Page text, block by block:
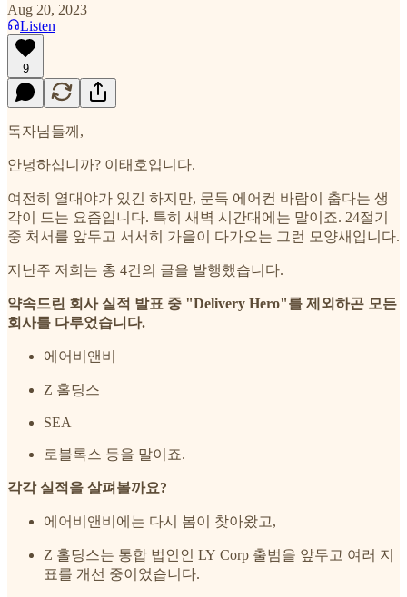
Aug 20, 2023
Listen
9
독자님들께,
안녕하십니까? 이태호입니다.
여전히 열대야가 있긴 하지만, 문득 에어컨 바람이 춥다는 생
각이 드는 요즘입니다. 특히 새벽 시간대에는 말이죠. 24절기
중 처서를 앞두고 서서히 가을이 다가오는 그런 모양새입니다.
지난주 저희는 총 4건의 글을 발행했습니다.
약속드린 회사 실적 발표 중 "Delivery Hero"를 제외하곤 모든
회사를 다루었습니다.
에어비앤비
Z 홀딩스
SEA
로블록스 등을 말이죠.
각각 실적을 살펴볼까요?
에어비앤비에는 다시 봄이 찾아왔고,
Z 홀딩스는 통합 법인인 LY Corp 출범을 앞두고 여러 지
표를 개선 중이었습니다.